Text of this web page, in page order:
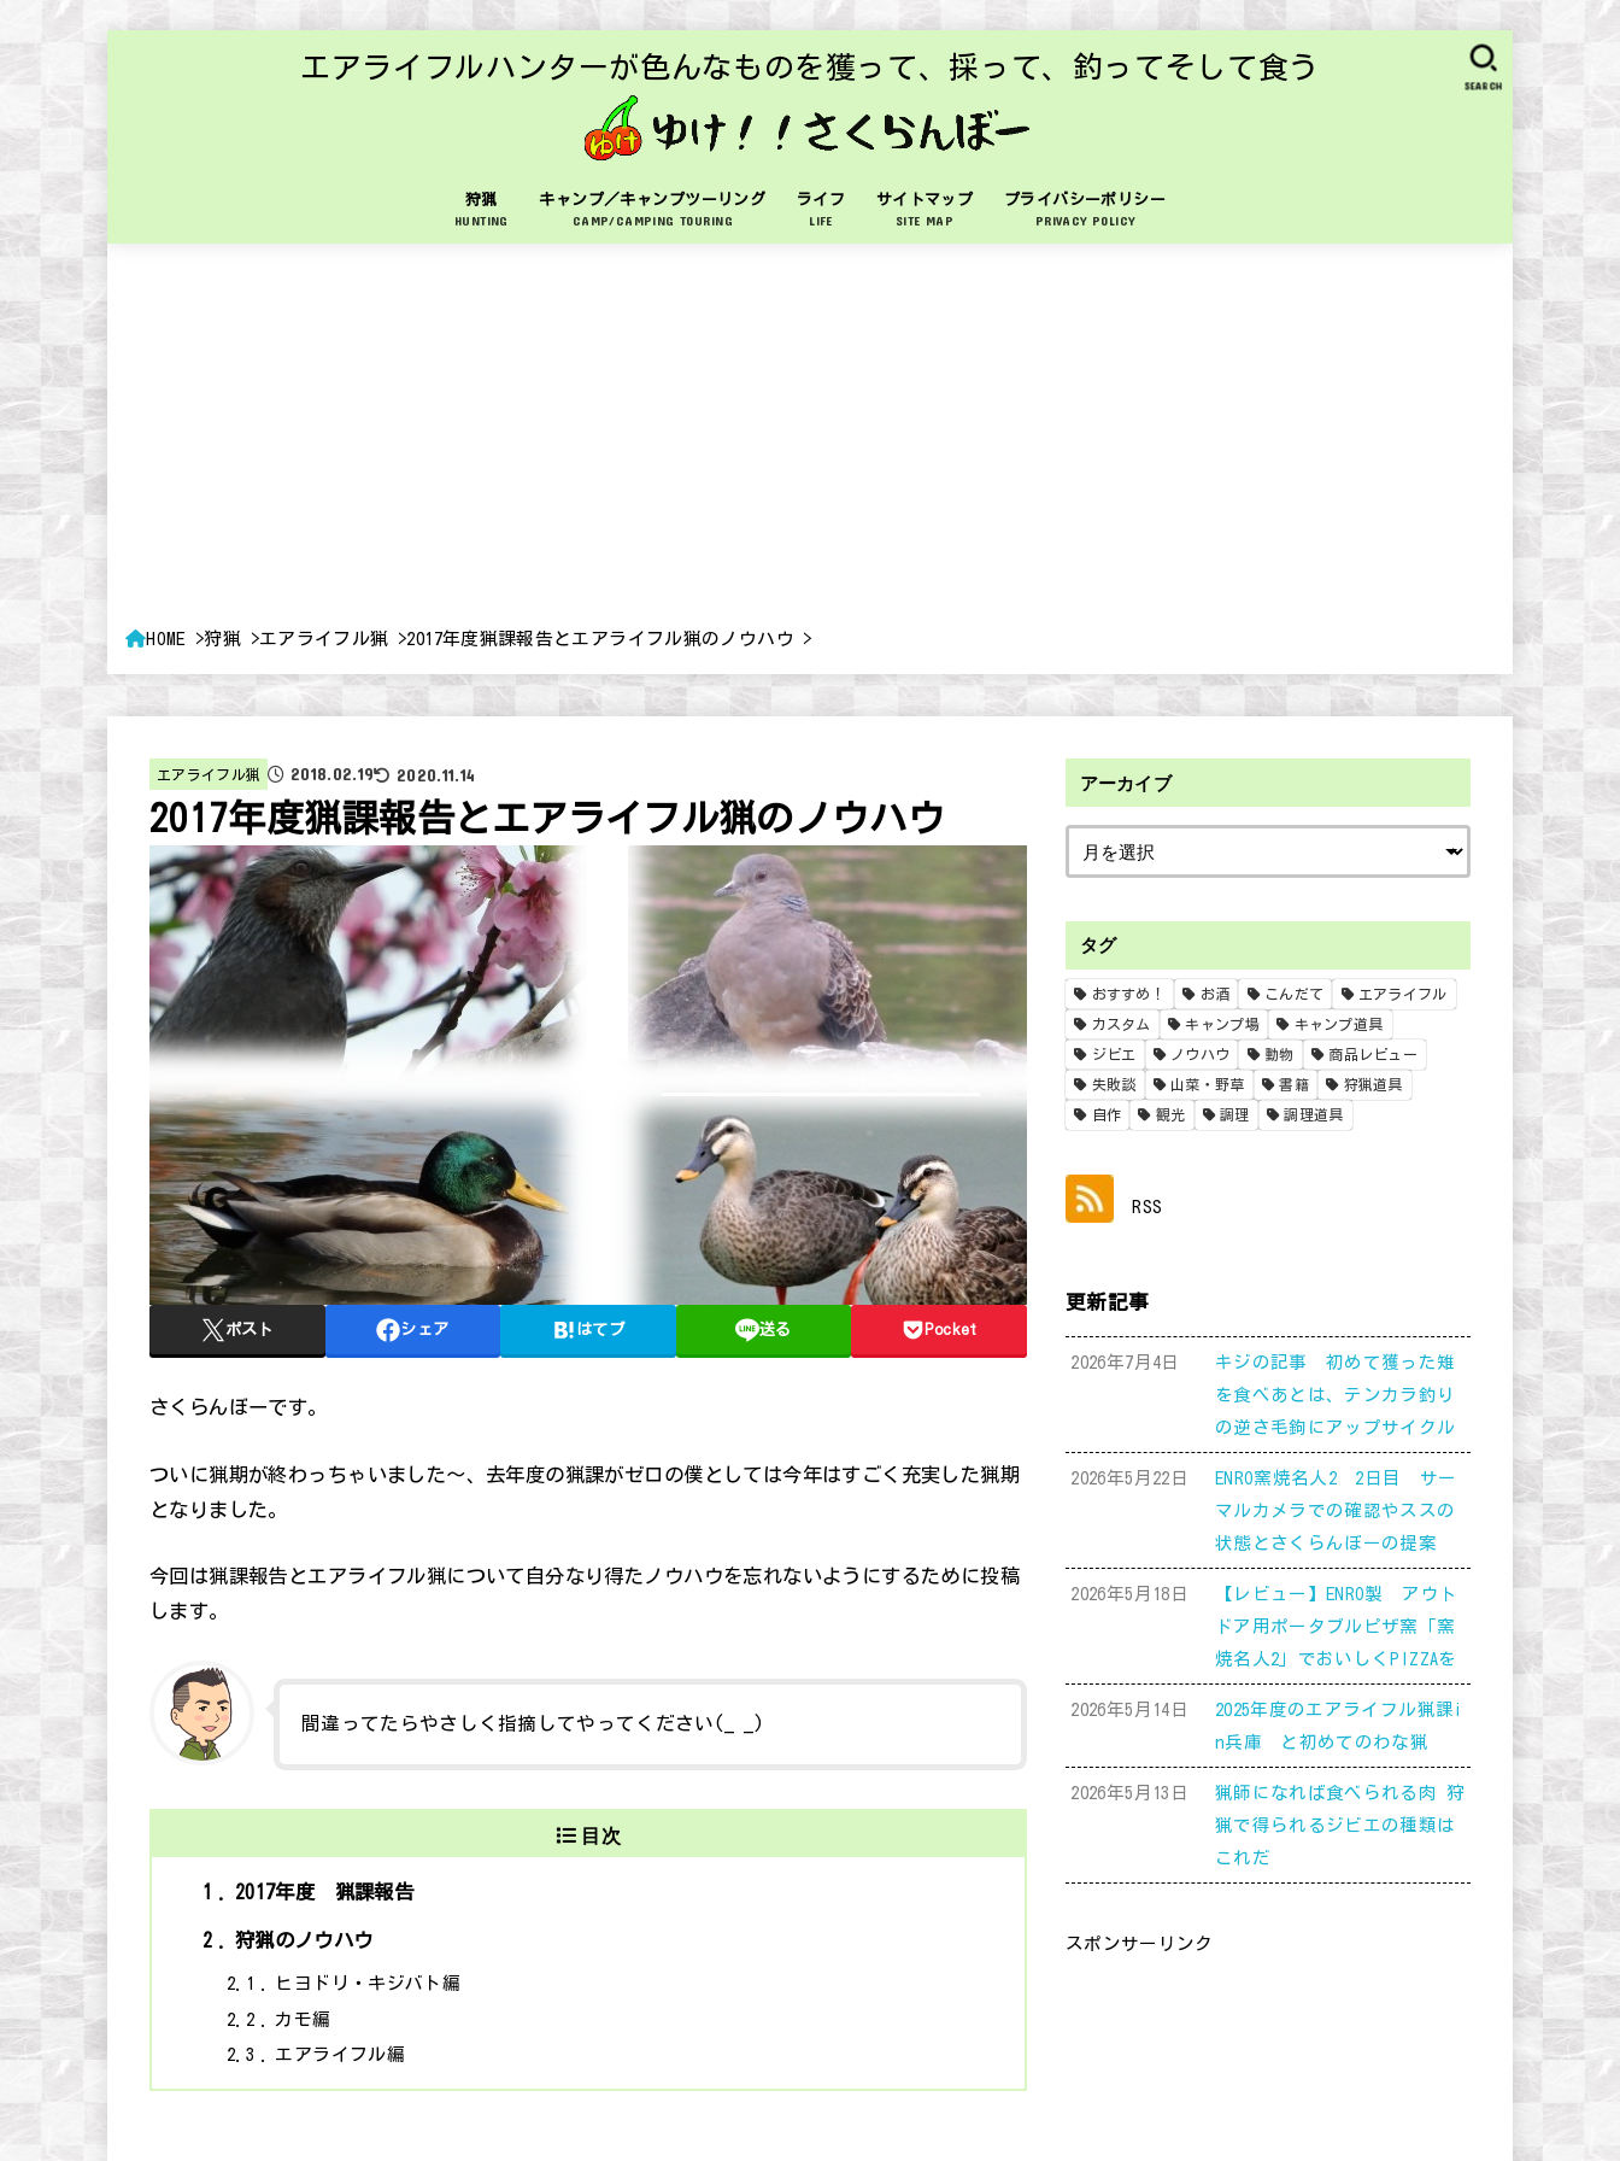
エアライフルハンターが色んなものを獲って、採って、釣ってそして食う
狩猟
HUNTING
キャンプ／キャンプツーリング
CAMP/CAMPING TOURING
ライフ
LIFE
サイトマップ
SITE MAP
プライバシーポリシー
PRIVACY POLICY
SEARCH
HOME 狩猟 エアライフル猟 2017年度猟課報告とエアライフル猟のノウハウ
エアライフル猟 2018.02.19 2020.11.14
2017年度猟課報告とエアライフル猟のノウハウ
ポスト シェア はてブ 送る Pocket
さくらんぼーです。
ついに猟期が終わっちゃいました～、去年度の猟課がゼロの僕としては今年はすごく充実した猟期
となりました。
今回は猟課報告とエアライフル猟について自分なり得たノウハウを忘れないようにするために投稿
します。
間違ってたらやさしく指摘してやってください(_ _)
目次
1 2017年度 猟課報告
2 狩猟のノウハウ
2.1
ヒヨドリ・キジバト編
2.2
カモ編
2.3
エアライフル編
アーカイブ
タグ
おすすめ！ お酒 こんだて エアライフル
カスタム キャンプ場 キャンプ道具
ジビエ ノウハウ 動物 商品レビュー
失敗談 山菜・野草 書籍 狩猟道具
自作 観光 調理 調理道具
RSS
更新記事
2026年7月4日
キジの記事 初めて獲った雉
を食べあとは、テンカラ釣り
の逆さ毛鉤にアップサイクル
2026年5月22日
ENRO窯焼名人2 2日目 サー
マルカメラでの確認やススの
状態とさくらんぼーの提案
2026年5月18日
【レビュー】ENRO製 アウト
ドア用ポータブルピザ窯「窯
焼名人2」でおいしくPIZZAを
2026年5月14日
2025年度のエアライフル猟課i
n兵庫 と初めてのわな猟
2026年5月13日
猟師になれば食べられる肉 狩
猟で得られるジビエの種類は
これだ
スポンサーリンク